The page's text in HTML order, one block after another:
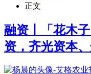
正文
融资丨「花木
资，齐光资本